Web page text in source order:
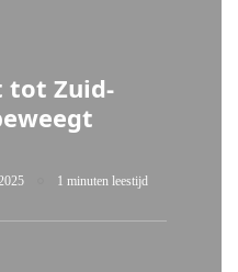
tot Zuid-
1 minuten leestijd